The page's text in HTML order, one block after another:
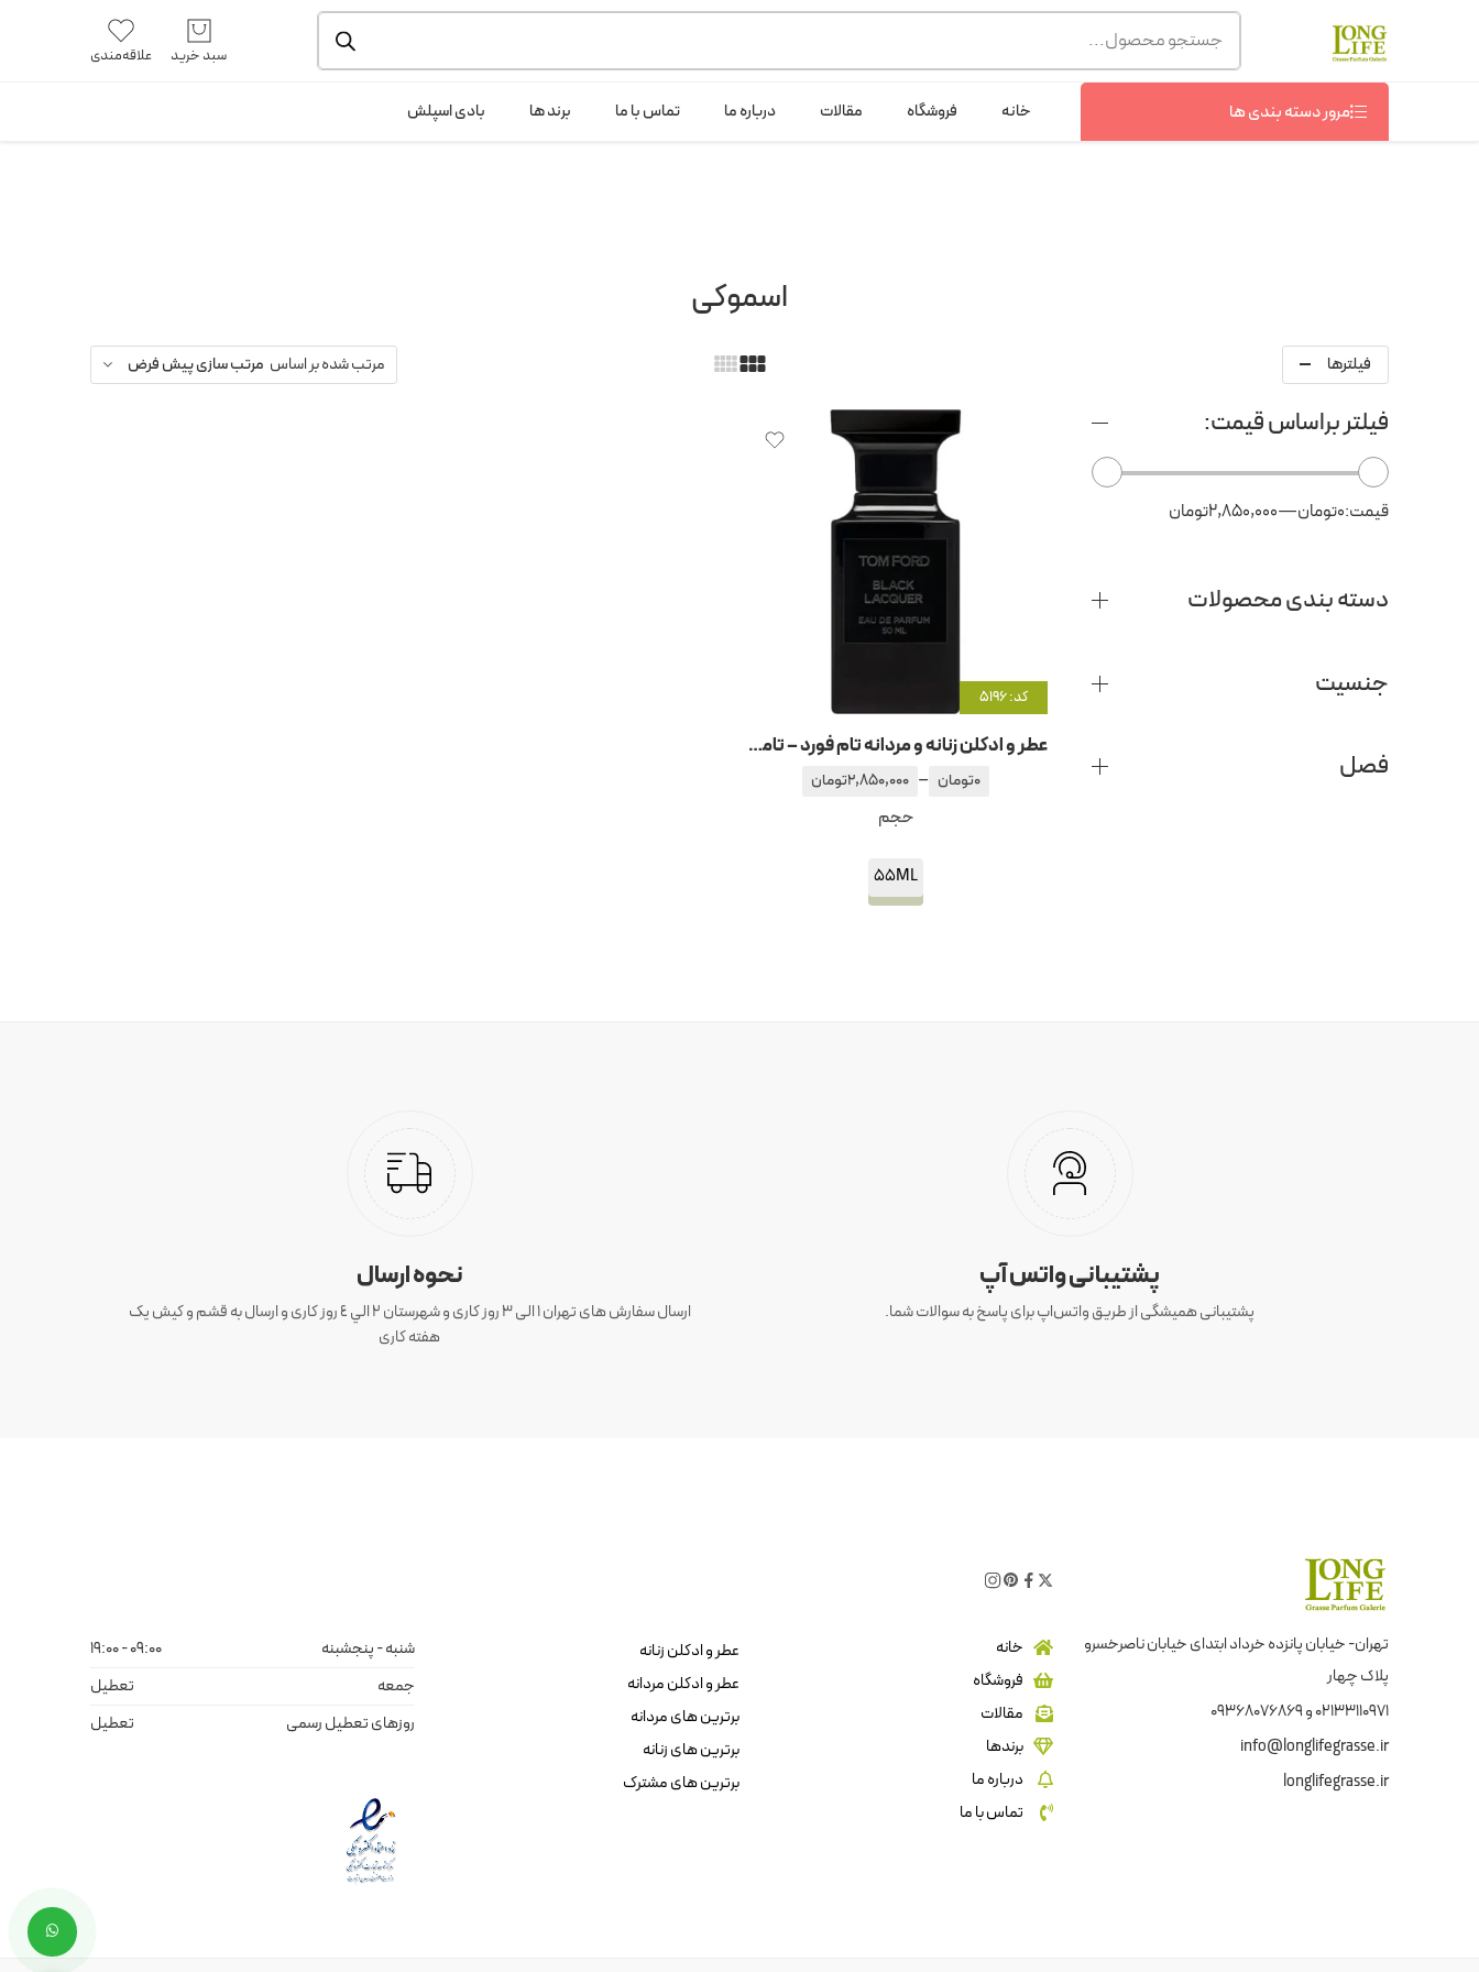
توجه! برند لانگ لایف رایحه های معروف را با شیشه و بسته بندی خود شرکت لانگ لایف عرضه می کند.که با انتخاب حجم هر ادکلنی می توانید شیشه و بسته بندی را ملاحظه بفرمایید. آموزش خرید از سایت
شماره پشتیبانی :09368076869
سبد خرید علاقه‌مندی
مرور دسته بندی ها خانه فروشگاه مقالات درباره ما تماس با ما برند ها بادی اسپلش
اسموکی
فیلترها مرتب شده بر اساس مرتب سازی پیش فرض
کد: 5196
عطر و ادکلن زنانه و مردانه تام فورد – تامفورد لاکر بلک
0تومان –
2,850,000تومان
حجم
55ML
فیلتر براساس قیمت:
قیمت:0تومان —2,850,000تومان
دسته بندی محصولات
جنسیت
فصل
پشتیبانی واتس آپ
پشتیبانی همیشگی از طریق واتس‌اپ برای پاسخ به سوالات شما.
نحوه ارسال
ارسال سفارش های تهران 1 الی 3 روز کاری و شهرستان ٢ الي ٤ روز کاری و ارسال به قشم و کیش یک
هفته کاری
تهران- خیابان پانزده خرداد ابتدای خیابان ناصرخسرو
پلاک چهار
02133110971 و 09368076869
info@longlifegrasse.ir
longlifegrasse.ir
خانه
فروشگاه
مقالات
برندها
درباره ما
تماس با ما
عطر و ادکلن زنانه
عطر و ادکلن مردانه
برترین های مردانه
برترین های زنانه
برترین های مشترک
شنبه - پنجشبنه
09:00 - 19:00
جمعه
تعطیل
روزهای تعطیل رسمی
تعطیل